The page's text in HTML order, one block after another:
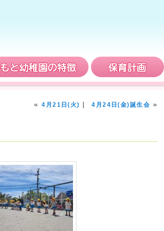
さかもと幼稚園の特徴
« 4月21日(火) | 4月24日(金)誕生会 »